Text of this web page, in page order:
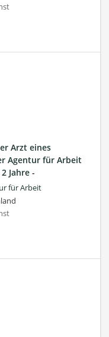
Arzt eines
Agentur für Arbeit
Jahre -
für Arbeit